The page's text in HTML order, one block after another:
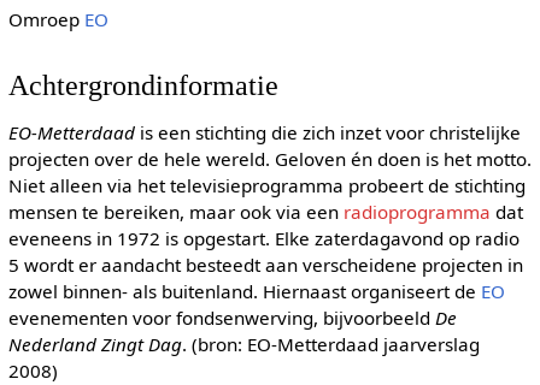
Omroep EO
Achtergrondinformatie
EO-Metterdaadis een stichting die zich inzet voor christelijke
projecten over de hele wereld. Geloven én doen is het motto.
Niet alleen via het televisieprogramma probeert de stichting
mensen te bereiken, maar ook via een radioprogramma dat
eveneens in 1972 is opgestart. Elke zaterdagavond op radio
5 wordt er aandacht besteedt aan verscheidene projecten in
zowel binnen- als buitenland. Hiernaast organiseert de EO
evenementen voor fondsenwerving, bijvoorbeeld De
Nederland Zingt Dag. (bron: EO-Metterdaad jaarverslag
2008)